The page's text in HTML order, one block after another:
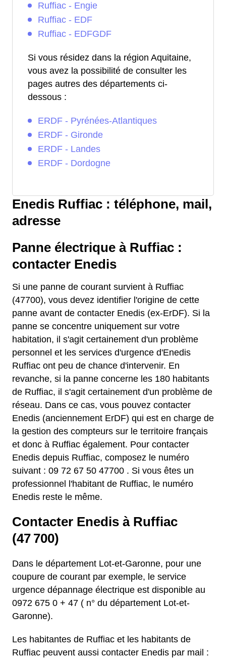
Ruffiac - Engie
Ruffiac - EDF
Ruffiac - EDFGDF
Si vous résidez dans la région Aquitaine,
vous avez la possibilité de consulter les
pages autres des départements ci-
dessous :
ERDF - Pyrénées-Atlantiques
ERDF - Gironde
ERDF - Landes
ERDF - Dordogne
Enedis Ruffiac : téléphone, mail,
adresse
Panne électrique à Ruffiac :
contacter Enedis
Si une panne de courant survient à Ruffiac
(47700), vous devez identifier l'origine de cette
panne avant de contacter Enedis (ex-ErDF). Si la
panne se concentre uniquement sur votre
habitation, il s'agit certainement d'un problème
personnel et les services d'urgence d'Enedis
Ruffiac ont peu de chance d'intervenir. En
revanche, si la panne concerne les 180 habitants
de Ruffiac, il s'agit certainement d'un problème de
réseau. Dans ce cas, vous pouvez contacter
Enedis (anciennement ErDF) qui est en charge de
la gestion des compteurs sur le territoire français
et donc à Ruffiac également. Pour contacter
Enedis depuis Ruffiac, composez le numéro
suivant : 09 72 67 50 47700 . Si vous êtes un
professionnel l'habitant de Ruffiac, le numéro
Enedis reste le même.
Contacter Enedis à Ruffiac
(47 700)
Dans le département Lot-et-Garonne, pour une
coupure de courant par exemple, le service
urgence dépannage électrique est disponible au
0972 675 0 + 47 ( n° du département Lot-et-
Garonne).
Les habitantes de Ruffiac et les habitants de
Ruffiac peuvent aussi contacter Enedis par mail :